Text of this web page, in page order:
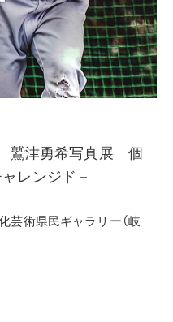
鷲津勇希写真展 個
レンジド－
芸術県民ギャラリー（岐